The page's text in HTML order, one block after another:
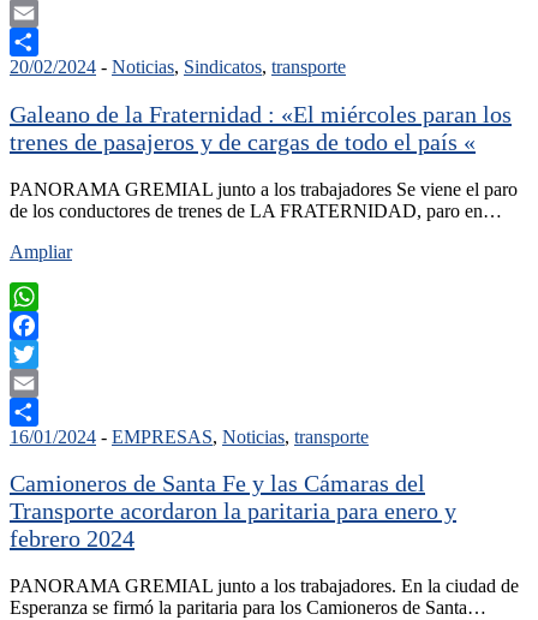
Twitter
Email
Compartir
20/02/2024 - Noticias, Sindicatos, transporte
Galeano de la Fraternidad : «El miércoles paran los
trenes de pasajeros y de cargas de todo el país «
PANORAMA GREMIAL junto a los trabajadores Se viene el paro
de los conductores de trenes de LA FRATERNIDAD, paro en…
Ampliar
WhatsApp
Facebook
Twitter
Email
Compartir
16/01/2024 - EMPRESAS, Noticias, transporte
Camioneros de Santa Fe y las Cámaras del
Transporte acordaron la paritaria para enero y
febrero 2024
PANORAMA GREMIAL junto a los trabajadores. En la ciudad de
Esperanza se firmó la paritaria para los Camioneros de Santa…